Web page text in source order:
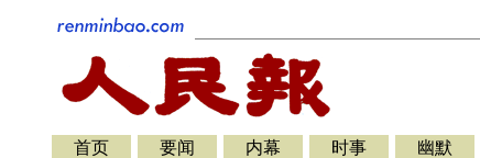
首页 要闻 内幕 时事 幽默